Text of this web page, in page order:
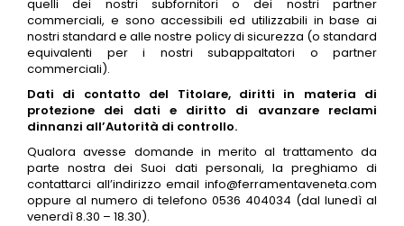
quelli dei nostri subfornitori o dei nostri partner
commerciali, e sono accessibili ed utilizzabili in base ai
nostri standard e alle nostre policy di sicurezza (o standard
equivalenti per i nostri subappaltatori o partner
commerciali).
Dati di contatto del Titolare, diritti in materia di
protezione dei dati e diritto di avanzare reclami
dinnanzi all’Autorità di controllo.
Qualora avesse domande in merito al trattamento da
parte nostra dei Suoi dati personali, la preghiamo di
contattarci all’indirizzo email info@ferramentaveneta.com
oppure al numero di telefono 0536 404034 (dal lunedì al
venerdì 8.30 – 18.30).